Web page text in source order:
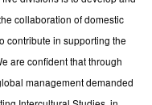
collaboration of domestic
contribute in supporting the
are confident that through
management demanded